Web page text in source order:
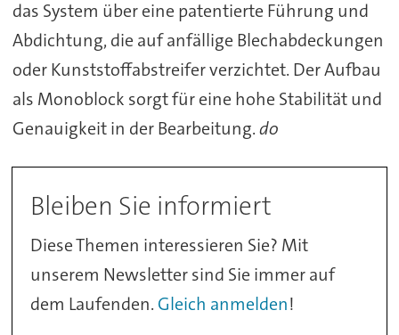
das System über eine patentierte Führung und
Abdichtung, die auf anfällige Blechabdeckungen
oder Kunststoffabstreifer verzichtet. Der Aufbau
als Monoblock sorgt für eine hohe Stabilität und
Genauigkeit in der Bearbeitung.do
Bleiben Sie informiert
Diese Themen interessieren Sie? Mit
unserem Newsletter sind Sie immer auf
dem Laufenden. Gleich anmelden!